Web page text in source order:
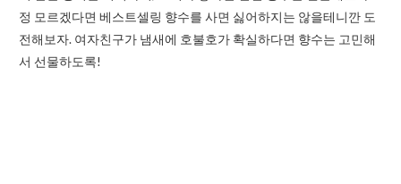
정 모르겠다면 베스트셀링 향수를 사면 싫어하지는 않을테니깐 도
전해보자. 여자친구가 냄새에 호불호가 확실하다면 향수는 고민해
서 선물하도록!